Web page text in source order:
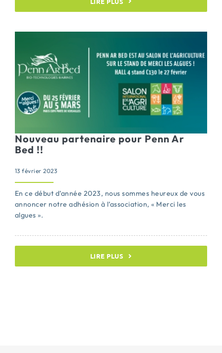
Nouveau partenaire pour Penn Ar
Bed !!
13 février 2023
En ce début d’année 2023, nous sommes heureux de vous
annoncer notre adhésion à l’association, « Merci les
algues ».
LIRE PLUS